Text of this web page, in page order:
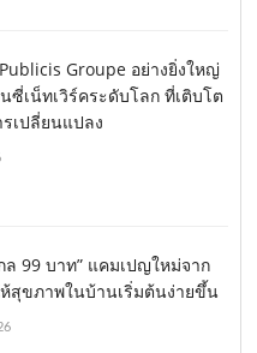
Groupe อย่างยิ่งใหญ่
ซี่เน็ทเวิร์คระดับโลก ที่เติบโต
เปลี่ยนแปลง
ล 99 บาท” แคมเปญใหม่จาก
สุขภาพในบ้านเริ่มต้นง่ายขึ้น